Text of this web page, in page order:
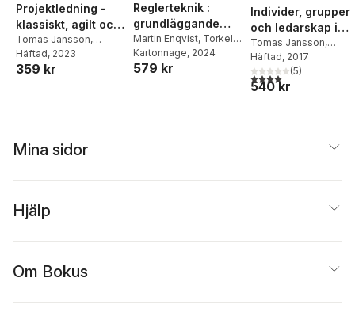
Projektledning -
klassiskt, agilt och
flexibelt : för små
och lagom stora
projekt
Tomas Jansson,
Lennart Ljung
Häftad, 2023
359 kr
Reglerteknik :
grundläggande
teori
Martin Enqvist, Torkel
Glad,Lennart Ljung
Kartonnage, 2024
579 kr
Individer, grupper
och ledarskap i
projekt
Tomas Jansson,
Lennart Ljung
Häftad, 2017
4,0utav 5 stjärnor.
(5)
540 kr
Mina sidor
Hjälp
Om Bokus